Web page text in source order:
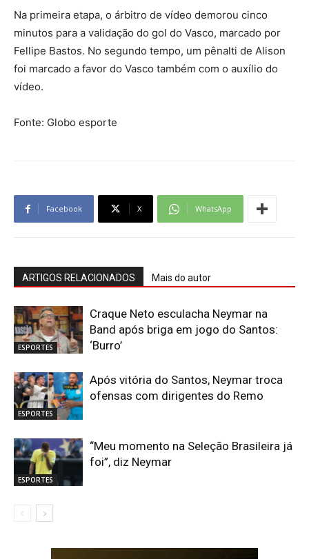
Na primeira etapa, o árbitro de vídeo demorou cinco
minutos para a validação do gol do Vasco, marcado por
Fellipe Bastos. No segundo tempo, um pênalti de Alison
foi marcado a favor do Vasco também com o auxílio do
vídeo.
Fonte: Globo esporte
Facebook X WhatsApp
ARTIGOS RELACIONADOS Mais do autor
ESPORTES
Craque Neto esculacha Neymar na
Band após briga em jogo do Santos:
‘Burro’
ESPORTES
Após vitória do Santos, Neymar troca
ofensas com dirigentes do Remo
ESPORTES
“Meu momento na Seleção Brasileira já
foi”, diz Neymar